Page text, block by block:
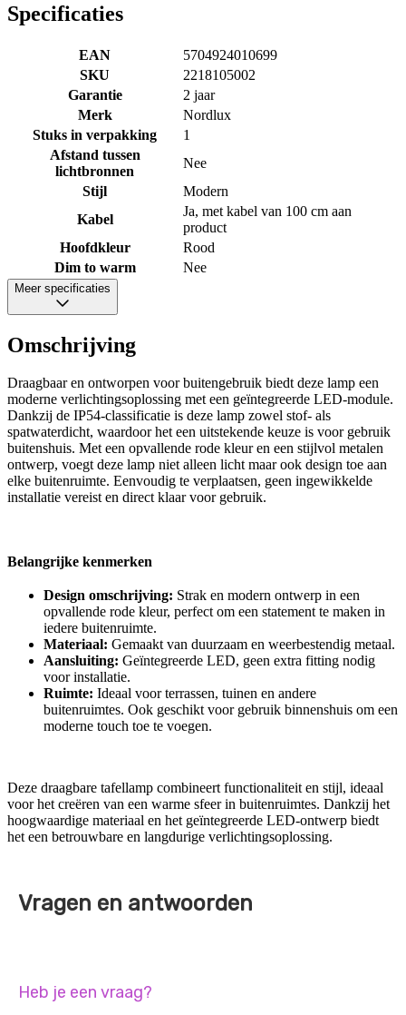
Specificaties
EAN
5704924010699
SKU
2218105002
Garantie
2 jaar
Merk
Nordlux
Stuks in verpakking
1
Afstand tussen
lichtbronnen
Nee
Stijl
Modern
Kabel
Ja, met kabel van 100 cm aan
product
Hoofdkleur
Rood
Dim to warm
Nee
Meer specificaties
Omschrijving
Draagbaar en ontworpen voor buitengebruik biedt deze lamp een
moderne verlichtingsoplossing met een geïntegreerde LED-module.
Dankzij de IP54-classificatie is deze lamp zowel stof- als
spatwaterdicht, waardoor het een uitstekende keuze is voor gebruik
buitenshuis. Met een opvallende rode kleur en een stijlvol metalen
ontwerp, voegt deze lamp niet alleen licht maar ook design toe aan
elke buitenruimte. Eenvoudig te verplaatsen, geen ingewikkelde
installatie vereist en direct klaar voor gebruik.
Belangrijke kenmerken
Design omschrijving: Strak en modern ontwerp in een
opvallende rode kleur, perfect om een statement te maken in
iedere buitenruimte.
Materiaal: Gemaakt van duurzaam en weerbestendig metaal.
Aansluiting: Geïntegreerde LED, geen extra fitting nodig
voor installatie.
Ruimte: Ideaal voor terrassen, tuinen en andere
buitenruimtes. Ook geschikt voor gebruik binnenshuis om een
moderne touch toe te voegen.
Deze draagbare tafellamp combineert functionaliteit en stijl, ideaal
voor het creëren van een warme sfeer in buitenruimtes. Dankzij het
hoogwaardige materiaal en het geïntegreerde LED-ontwerp biedt
het een betrouwbare en langdurige verlichtingsoplossing.
Vragen en antwoorden
Heb je een vraag?